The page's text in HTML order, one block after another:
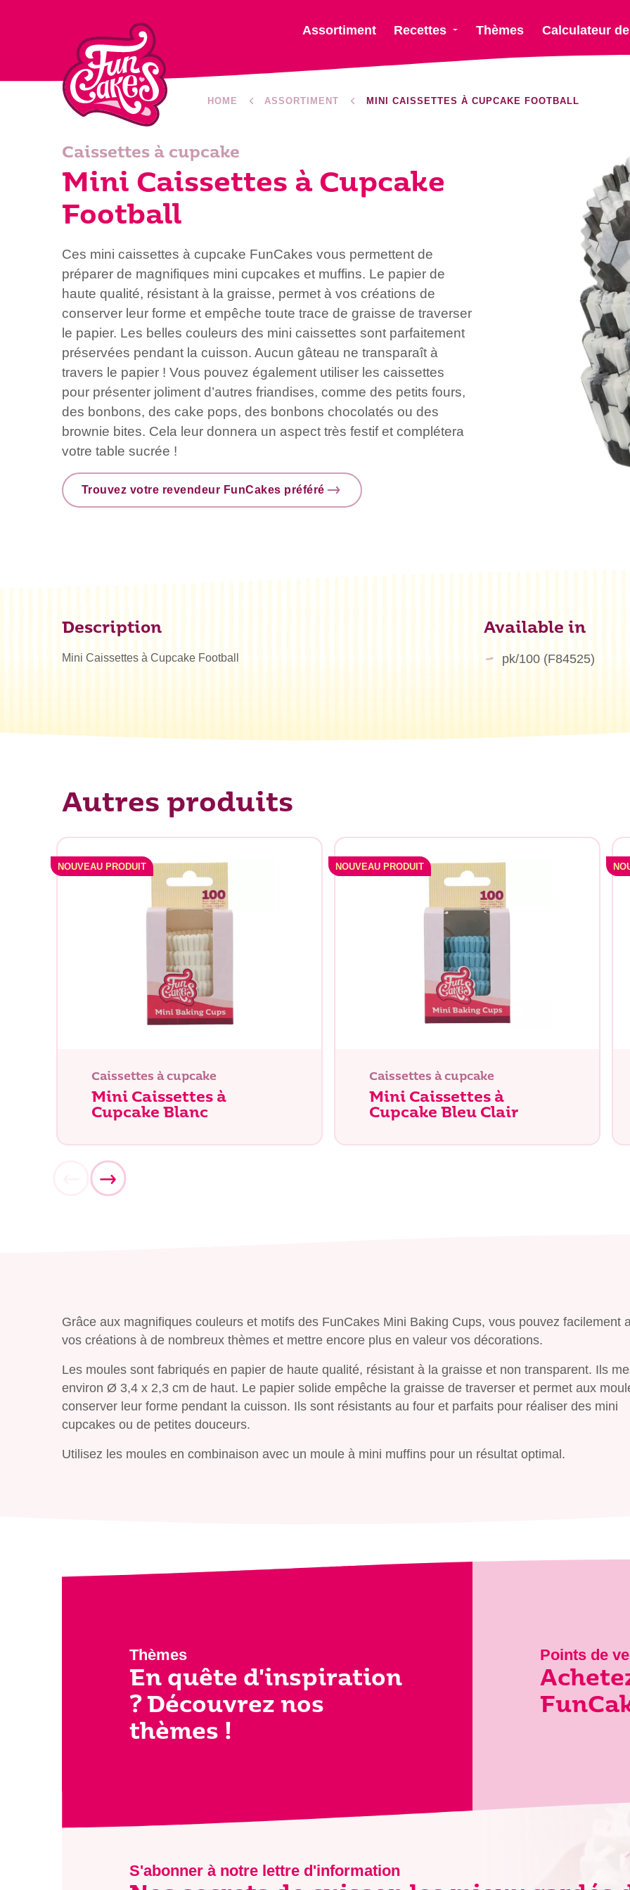
Assortiment Recettes Thèmes Calculateur
HOME ASSORTIMENT MINI CAISSETTES À CUPCAKE FOOTBALL
Caissettes à cupcake
Mini Caissettes à Cupcake
Football
Ces mini caissettes à cupcake FunCakes vous permettent de
préparer de magnifiques mini cupcakes et muffins. Le papier de
haute qualité, résistant à la graisse, permet à vos créations de
conserver leur forme et empêche toute trace de graisse de traverser
le papier. Les belles couleurs des mini caissettes sont parfaitement
préservées pendant la cuisson. Aucun gâteau ne transparaît à
travers le papier ! Vous pouvez également utiliser les caissettes
pour présenter joliment d’autres friandises, comme des petits fours,
des bonbons, des cake pops, des bonbons chocolatés ou des
brownie bites. Cela leur donnera un aspect très festif et complétera
votre table sucrée !
Trouvez votre revendeur FunCakes préféré
Description
Mini Caissettes à Cupcake Football
Available in
pk/100 (F84525)
Autres produits
NOUVEAU PRODUIT
Caissettes à cupcake
Mini Caissettes à
Cupcake Blanc
NOUVEAU PRODUIT
Caissettes à cupcake
Mini Caissettes à
Cupcake Bleu Clair
Grâce aux magnifiques couleurs et motifs des FunCakes Mini Baking Cups, vous pouvez facilement
vos créations à de nombreux thèmes et mettre encore plus en valeur vos décorations.
Les moules sont fabriqués en papier de haute qualité, résistant à la graisse et non transparent. Ils
environ Ø 3,4 x 2,3 cm de haut. Le papier solide empêche la graisse de traverser et permet aux
conserver leur forme pendant la cuisson. Ils sont résistants au four et parfaits pour réaliser des mini
cupcakes ou de petites douceurs.
Utilisez les moules en combinaison avec un moule à mini muffins pour un résultat optimal.
Thèmes
En quête d'inspiration
? Découvrez nos
thèmes !
Points de
S'abonner à notre lettre d'information